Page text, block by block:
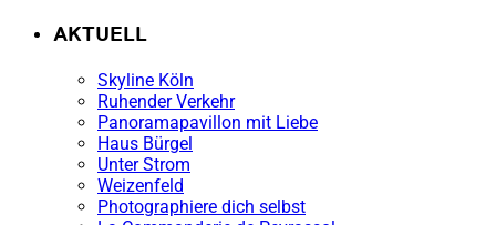
AKTUELL
Skyline Köln
Ruhender Verkehr
Panoramapavillon mit Liebe
Haus Bürgel
Unter Strom
Weizenfeld
Photographiere dich selbst